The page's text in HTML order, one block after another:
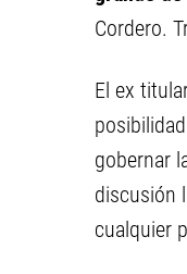
Cordero.
El ex
gobernar
discusión
cualquier